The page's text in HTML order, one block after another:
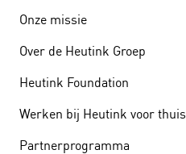
Onze missie
Over de Heutink Groep
Heutink Foundation
Werken bij Heutink voor thuis
Partnerprogramma